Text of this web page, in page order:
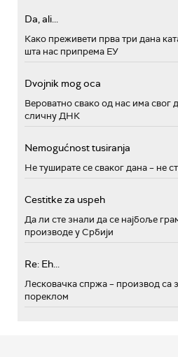
Da, ali...
Како преживети прва три дана
шта нас припрема ЕУ
Dvojnik mog oca
Вероватно свако од нас има свог
сличну ДНК
Nemogućnost tusiranja
Не туширате се сваког дана – не
Cestitke za uspeh
Да ли сте знали да се најбоље
производе у Србији
Re: Eh...
Лесковачка спржа – производ са
пореклом